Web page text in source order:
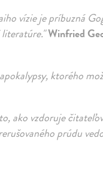
vízie je príbuzná
literatúre."Winfried
ktorého
ako vzdoruje
prúdu